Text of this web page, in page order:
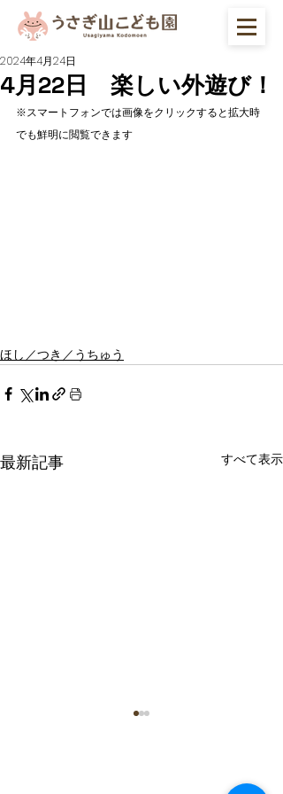
4月22日 楽しい外遊び！
2024年4月24日
※スマートフォンでは画像をクリックすると拡大時
でも鮮明に閲覧できます
ほし／つき／うちゅう
最新記事 すべて表示